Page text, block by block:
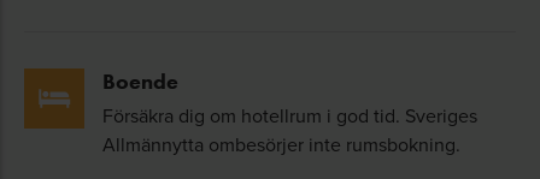
inkommit enligt de nya reglerna?
Hur hanterar kommunerna de nya
förutsättningarna?
Boende
Försäkra dig om hotellrum i god tid. Sveriges
Allmännytta ombesörjer inte rumsbokning.